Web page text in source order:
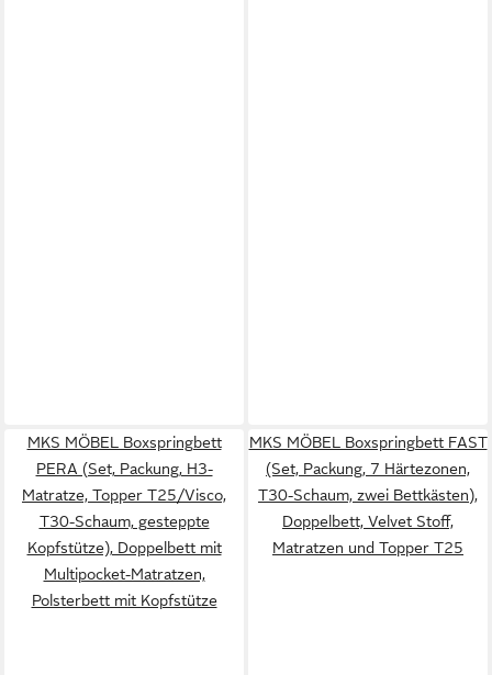
MKS MÖBEL Boxspringbett
PERA (Set, Packung, H3-
Matratze, Topper T25/Visco,
T30-Schaum, gesteppte
Kopfstütze), Doppelbett mit
Multipocket-Matratzen,
Polsterbett mit Kopfstütze
MKS MÖBEL Boxspringbett FAST
(Set, Packung, 7 Härtezonen,
T30-Schaum, zwei Bettkästen),
Doppelbett, Velvet Stoff,
Matratzen und Topper T25